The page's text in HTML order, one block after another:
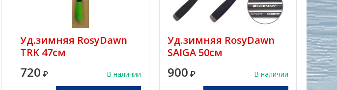
Уд.зимняя RosyDawn
TRK 47см
720 ₽ В наличии
Уд.зимняя RosyDawn
SAIGA 50см
900 ₽ В наличии